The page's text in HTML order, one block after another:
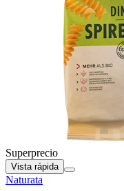
Superprecio
Vista rápida
Naturata